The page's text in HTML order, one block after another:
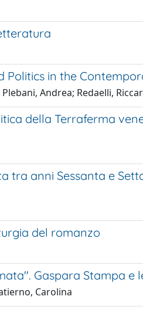
Politics in the
Andrea; Redaelli,
della Terraferma
tra anni Sessanta e
del romanzo
Gaspara Stampa e
Carolina